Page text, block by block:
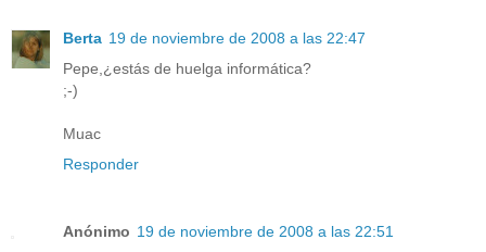
Berta 19 de noviembre de 2008 a las 22:47
Pepe,¿estás de huelga informática?
;-)
Muac
Responder
Anónimo 19 de noviembre de 2008 a las 22:51